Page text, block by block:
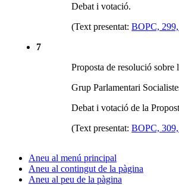
Debat i votació.
(Text presentat:BOPC,
7
Proposta de resolució sobre
Grup Parlamentari
Debat i votació de la
(Text presentat:BOPC,
Aneu al menú principal
Aneu al contingut de la pàgina
Aneu al peu de la pàgina